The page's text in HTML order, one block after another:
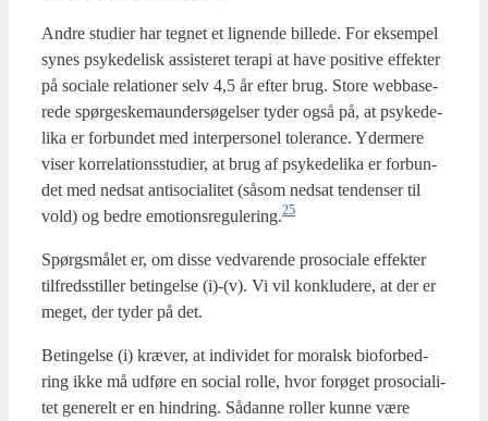
Andre stu­di­er har teg­net et lig­nen­de bil­le­de. For eksem­pel
synes psy­ke­de­lisk assi­ste­ret tera­pi at have posi­ti­ve effek­ter
på soci­a­le rela­tio­ner selv 4,5 år efter brug. Sto­re web­ba­se­
re­de spør­ge­ske­maun­der­sø­gel­ser tyder også på, at psy­ke­de­
li­ka er for­bun­det med inter­per­so­nel tole­ran­ce. Yder­me­re
viser kor­re­la­tions­stu­di­er, at brug af psy­ke­de­li­ka er for­bun­
det med ned­sat antiso­ci­a­li­tet (såsom ned­sat ten­den­ser til
vold) og bed­re emotionsregulering.25
Spørgs­må­let er, om dis­se ved­va­ren­de pro­so­ci­a­le effek­ter
til­freds­stil­ler betin­gel­se (i)-(v). Vi vil kon­klu­de­re, at der er
meget, der tyder på det.
Betin­gel­se (i) kræ­ver, at indi­vi­det for moralsk bio­for­bed­
ring ikke må udfø­re en soci­al rol­le, hvor for­ø­get pro­so­ci­a­li­
tet gene­relt er en hin­dring. Sådan­ne rol­ler kun­ne være